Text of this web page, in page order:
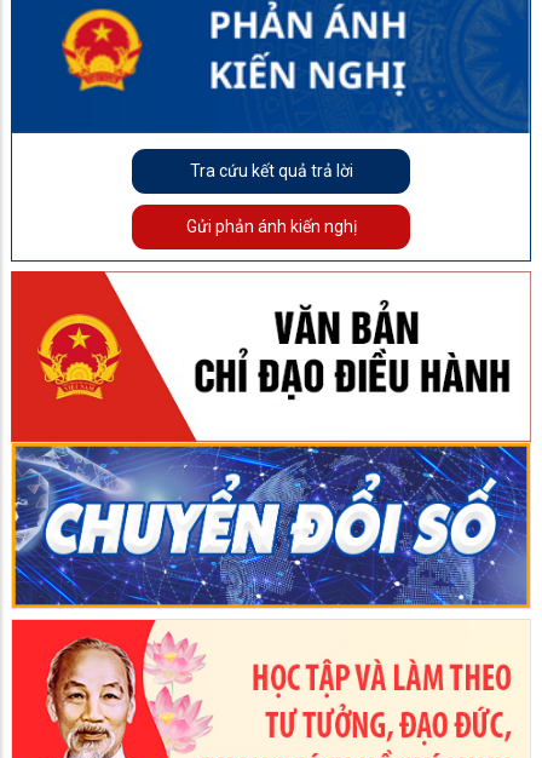
Tra cứu kết quả trả lời
Gửi phản ánh kiến nghị